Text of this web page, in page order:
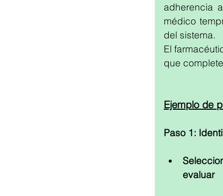
adherencia
médico
del sistema.
El
que
Ejemplo de
Paso 1:
evaluar